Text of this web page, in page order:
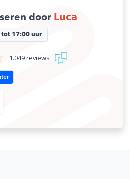
door Luca
tot 17:00 uur
1.049 reviews